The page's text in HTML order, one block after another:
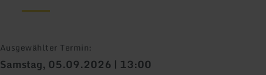
Ausgewählter Termin:
Samstag, 05.09.2026 | 13:00